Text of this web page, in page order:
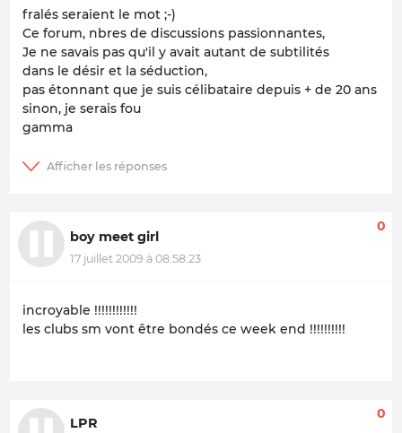
fralés seraient le mot ;-)
Ce forum, nbres de discussions passionnantes,
Je ne savais pas qu'il y avait autant de subtilités
dans le désir et la séduction,
pas étonnant que je suis célibataire depuis + de 20 ans
sinon, je serais fou
gamma
boy meet girl
17 juillet 2009 à 08:58:23
0
incroyable !!!!!!!!!!!!
les clubs sm vont être bondés ce week end !!!!!!!!!!
LPR
0